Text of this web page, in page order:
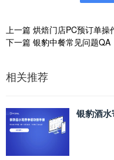
上一篇 烘焙门店PC预订单操
下一篇 银豹中餐常见问题QA
相关推荐
银豹酒